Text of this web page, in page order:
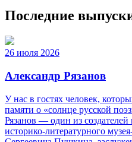
Последние
26 июля 2026
Александр Рязанов
У нас в гостях человек,
памяти о «солнце русской
Рязанов — один из создателей
историко‑литературного